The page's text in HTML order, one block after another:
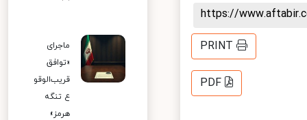
https://
PRINT
PDF
ماجرای
«توافق
قریب‌الوقو
ع تنگه
هرمز»